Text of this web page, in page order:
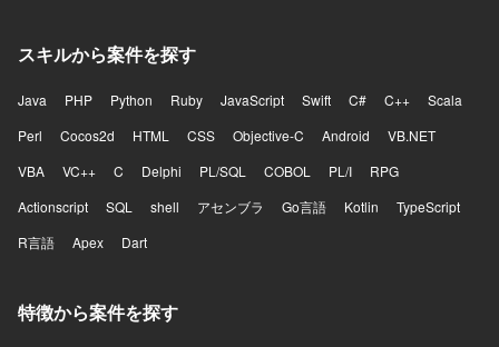
スキルから案件を探す
Java PHP Python Ruby JavaScript Swift C# C++
Scala
Perl
Cocos2d HTML CSS Objective-C Android
VB.NET
VBA
VC++ C Delphi PL/SQL COBOL PL/I
RPG
Actionscript
SQL shell アセンブラ Go言語 Kotlin
TypeScript
R言語
Apex Dart
特徴から案件を探す